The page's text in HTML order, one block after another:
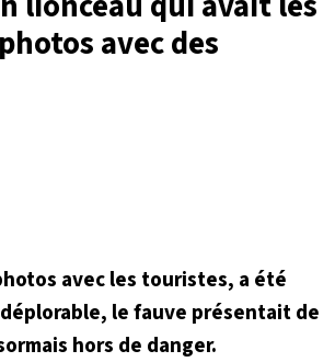
avec des
avec les touristes, a été
le fauve présentait de
hors de danger.